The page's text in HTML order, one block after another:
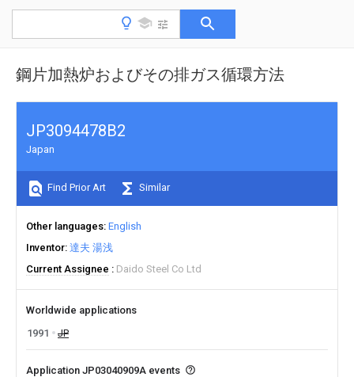
鋼片加熱炉およびその排ガス循環方法
JP3094478B2
Japan
Find Prior Art Similar
Other languages English
Inventor 達夫 湯浅
Current Assignee
Daido Steel Co Ltd
Worldwide applications
1991
JP
Application JP03040909A events